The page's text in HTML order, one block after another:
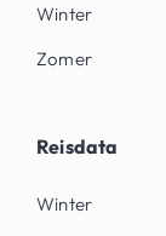
Winter
Zomer
Reisdata
Winter